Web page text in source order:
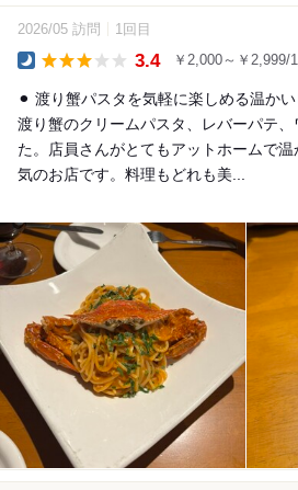
2026/05 訪問 1回目
3.4 ￥2,000～￥2,999/
⚫︎ 渡り蟹パスタを気軽に楽しめる温かい
渡り蟹のクリームパスタ、レバーパテ
た。店員さんがとてもアットホームで
気のお店です。料理もどれも美...